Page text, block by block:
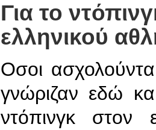
Για το
ελληνικού
Οσοι
γνώριζαν εδώ
ντόπινγκ στον